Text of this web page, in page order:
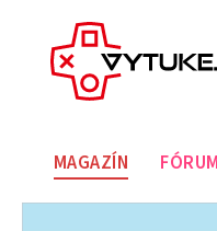
MAGAZÍN FÓRUM